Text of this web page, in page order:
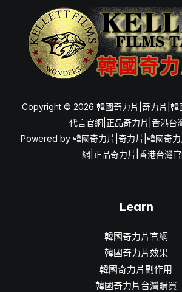
Copyright © 2026 韓國奇力片|奇力片|韓
代言官網|正品奇力片|香港台
Powered by 韓國奇力片|奇力片|韓國奇
網|正品奇力片|香港台灣
Learn
韓國奇力片官網
韓國奇力片效果
韓國奇力片副作用
韓國奇力片台灣購買